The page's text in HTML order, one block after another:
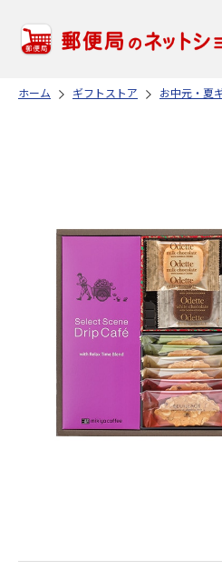
ホーム ギフトストア お中元・夏